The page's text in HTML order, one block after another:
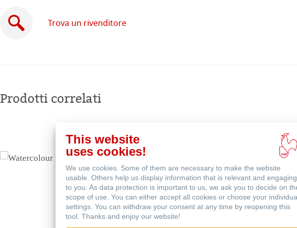
Filiali
Scrivici
Trova un rivenditore
Prodotti correlati
This website
uses cookies!
We use cookies. Some of them are necessary to make the website
usable. Others help us display information that is relevant and engaging
to you. As data protection is important to us, we ask you to decide on
scope of use. You can either accept all cookies or choose your
settings. You can withdraw your consent at any time by reopening this
tool. Thanks and enjoy our website!